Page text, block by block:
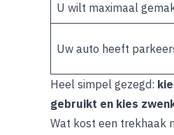
U wilt maximaal
Uw auto heeft
Heel simpel gezegd:
gebruikt en kies
Wat kost een trekhaak